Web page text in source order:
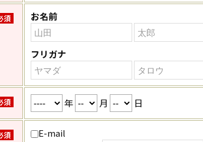
須 お名前
フリガナ
須 年 月 日
須
E-mail